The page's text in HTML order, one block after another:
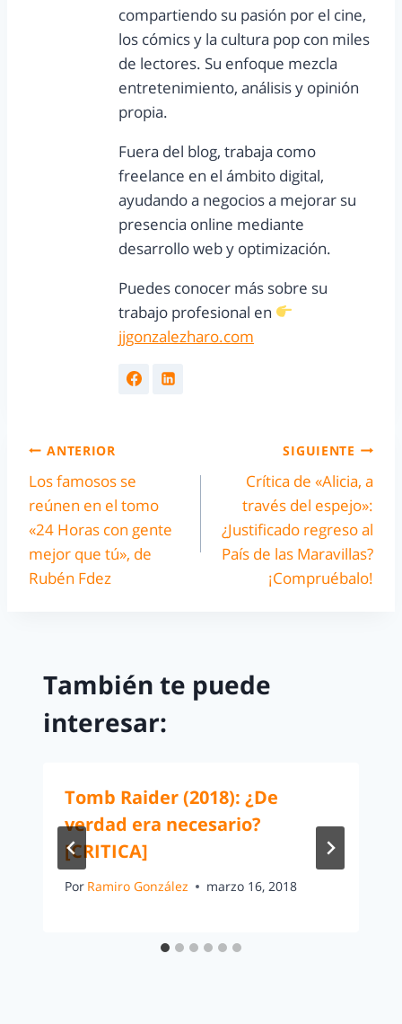
compartiendo su pasión por el cine,
los cómics y la cultura pop con miles
de lectores. Su enfoque mezcla
entretenimiento, análisis y opinión
propia.
Fuera del blog, trabaja como
freelance en el ámbito digital,
ayudando a negocios a mejorar su
presencia online mediante
desarrollo web y optimización.
Puedes conocer más sobre su
trabajo profesional en
jjgonzalezharo.com
ANTERIOR
Los famosos se
reúnen en el tomo
«24 Horas con gente
mejor que tú», de
Rubén Fdez
SIGUIENTE
Crítica de «Alicia, a
través del espejo»:
¿Justificado regreso al
País de las Maravillas?
¡Compruébalo!
También te puede
interesar:
Tomb Raider (2018): ¿De
verdad era necesario?
[CRITICA]
Por Ramiro González marzo 16, 2018